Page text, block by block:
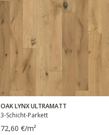
OAK LYNX ULTRAMATT
3-Schicht-Parkett
72,60 €/m²